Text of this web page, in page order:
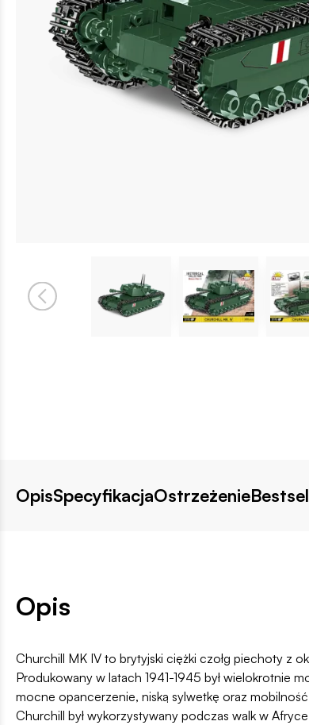
OpisSpecyfikacjaOstrzeżenie
Opis
Churchill MK IV to brytyjski ciężki czołg piechoty z
Produkowany w latach 1941-1945 był wielokrotnie
mocne opancerzenie, niską sylwetkę oraz
Churchill był wykorzystywany podczas walk w